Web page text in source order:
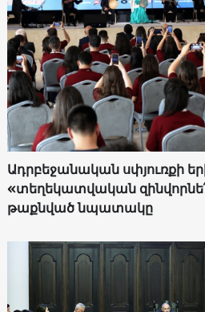
Ադրբեջանական սփյուռքի
«տեղեկատվական
թաքնված նպատակը